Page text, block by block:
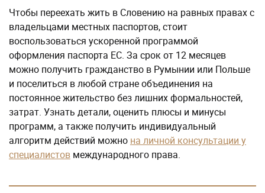
Чтобы переехать жить в Словению на равных правах с
владельцами местных паспортов, стоит
воспользоваться ускоренной программой
оформления паспорта ЕС. За срок от 12 месяцев
можно получить гражданство в Румынии или Польше
и поселиться в любой стране объединения на
постоянное жительство без лишних формальностей,
затрат. Узнать детали, оценить плюсы и минусы
программ, а также получить индивидуальный
алгоритм действий можно на личной консультации у
специалистов международного права.